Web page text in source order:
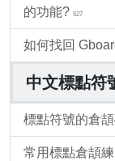
的功能? 527
如何找回
中文標點符
標點符號的倉
常用標點倉頡